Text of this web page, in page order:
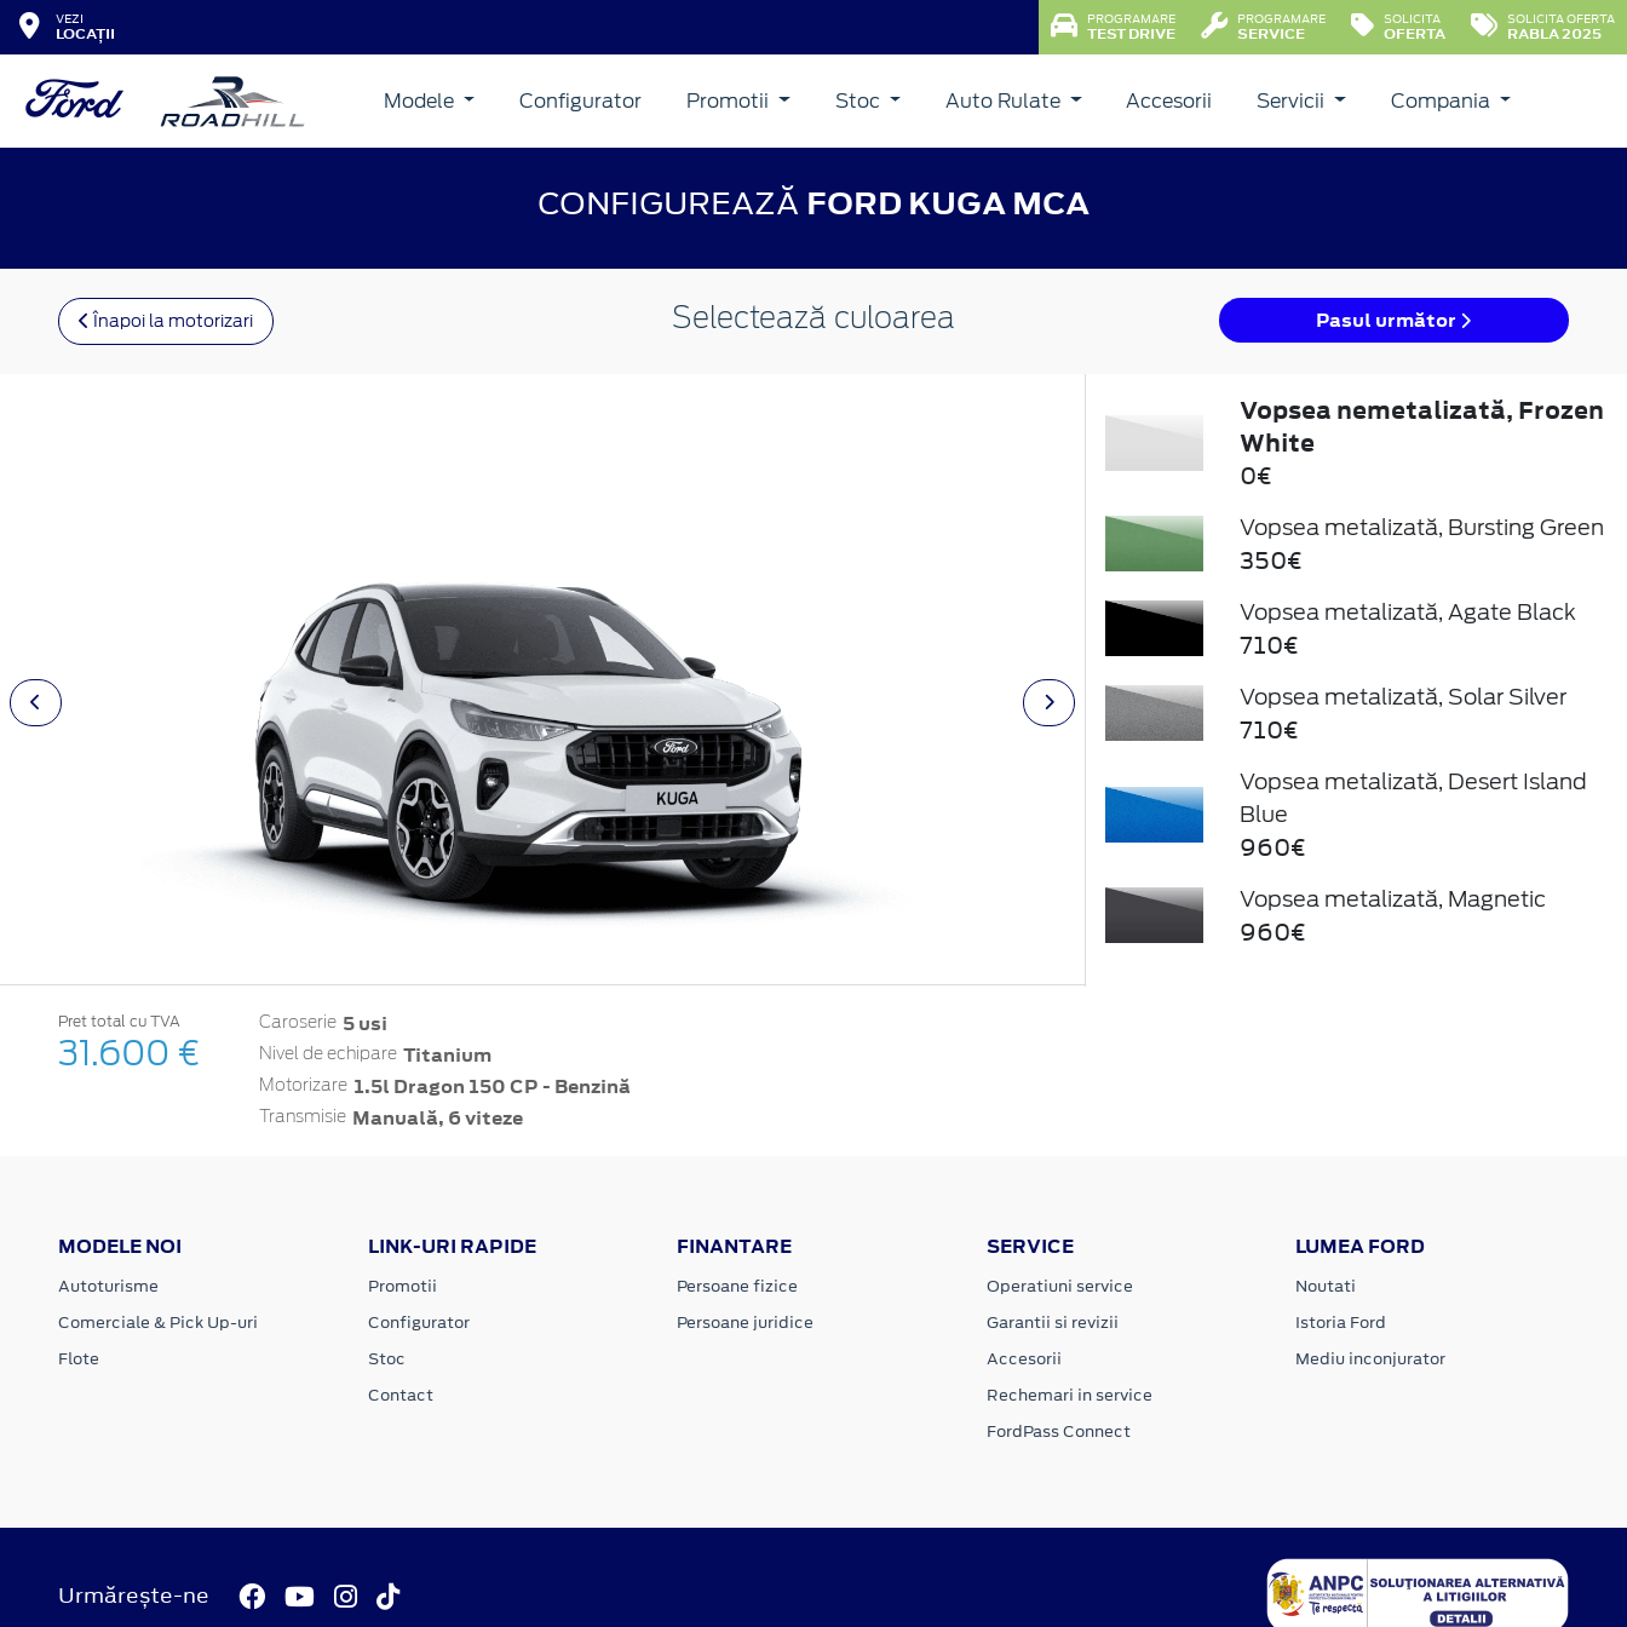
VEZI
LOCAȚII
PROGRAMARE
TEST DRIVE
PROGRAMARE
SERVICE
SOLICITA
OFERTA
SOLICITA OFERTA
RABLA 2025
Modele Configurator Promotii Stoc Auto Rulate Accesorii Servicii Compania
CONFIGUREAZĂ FORD KUGA MCA
Înapoi la motorizari Selectează culoarea Pasul următor
Pret total cu TVA
31.600 €
Caroserie 5 usi
Nivel de echipare Titanium
Motorizare 1.5l Dragon 150 CP - Benzină
Transmisie Manuală, 6 viteze
Vopsea nemetalizată, Frozen
White
0€
Vopsea metalizată, Bursting Green
350€
Vopsea metalizată, Agate Black
710€
Vopsea metalizată, Solar Silver
710€
Vopsea metalizată, Desert Island
Blue
960€
Vopsea metalizată, Magnetic
960€
MODELE NOI
Autoturisme
Comerciale & Pick Up-uri
Flote
LINK-URI RAPIDE
Promotii
Configurator
Stoc
Contact
FINANTARE
Persoane fizice
Persoane juridice
SERVICE
Operatiuni service
Garantii si revizii
Accesorii
Rechemari in service
FordPass Connect
LUMEA FORD
Noutati
Istoria Ford
Mediu inconjurator
Urmărește-ne